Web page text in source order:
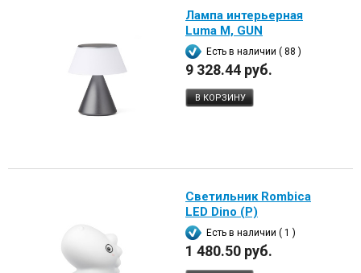
Лампа интерьерная
Luma M, GUN
Есть в наличии ( 88 )
9 328.44 руб.
В КОРЗИНУ
Светильник Rombica
LED Dino (Р)
Есть в наличии ( 1 )
1 480.50 руб.